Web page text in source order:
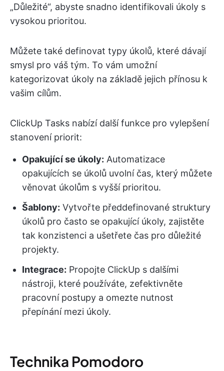
„Důležité“, abyste snadno identifikovali úkoly s
vysokou prioritou.
Můžete také definovat typy úkolů, které dávají
smysl pro váš tým. To vám umožní
kategorizovat úkoly na základě jejich přínosu k
vašim cílům.
ClickUp Tasks nabízí další funkce pro vylepšení
stanovení priorit:
Opakující se úkoly: Automatizace
opakujících se úkolů uvolní čas, který můžete
věnovat úkolům s vyšší prioritou.
Šablony: Vytvořte předdefinované struktury
úkolů pro často se opakující úkoly, zajistěte
tak konzistenci a ušetřete čas pro důležité
projekty.
Integrace: Propojte ClickUp s dalšími
nástroji, které používáte, zefektivněte
pracovní postupy a omezte nutnost
přepínání mezi úkoly.
Technika Pomodoro